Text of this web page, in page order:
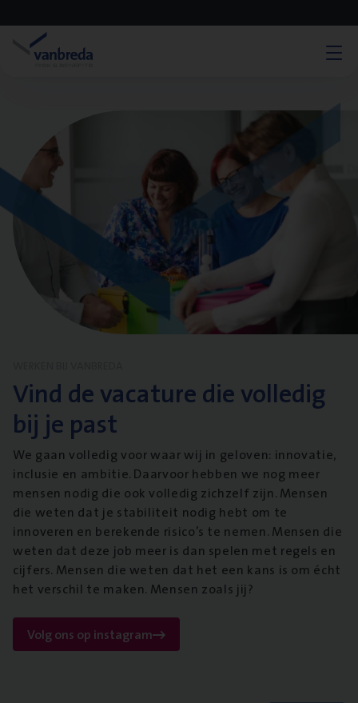
Vind de vacature die volledig
bij je past
We gaan volledig voor waar wij in geloven: innovatie,
inclusie en ambitie. Daarvoor hebben we nog meer
mensen nodig die ook volledig zichzelf zijn. Mensen
die weten dat je stabiliteit nodig hebt om te
innoveren en berekende risico’s te nemen. Mensen die
weten dat deze job meer is dan spelen met regels en
cijfers. Mensen die weten dat het een kans is om écht
het verschil te maken. Mensen zoals jij?
Volg ons op instagram